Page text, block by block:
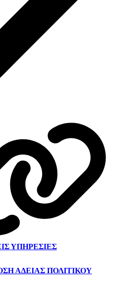
ΥΠΗΡΕΣΊΕΣ
ΆΔΕΙΑΣ ΠΟΛΙΤΙΚΟΎ